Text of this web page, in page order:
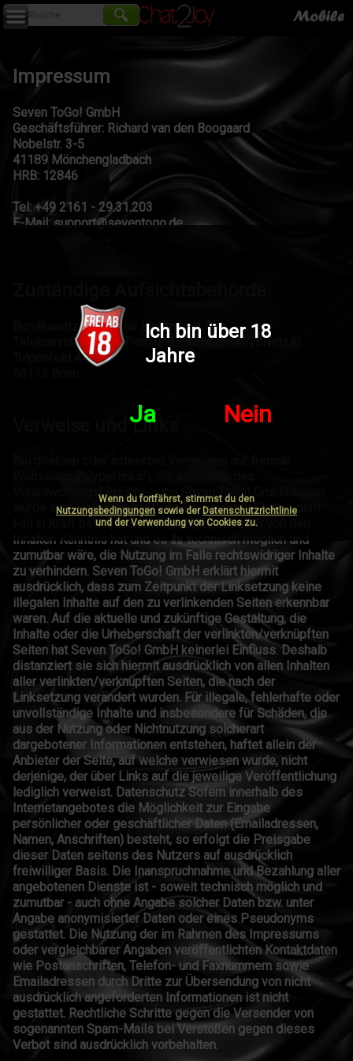
🔍
Impressum
Seven ToGo! GmbH
Geschäftsführer: Richard van den Boogaard
Nobelstr. 3-5
41189 Mönchengladbach
HRB: 12846
Tel: +49 2161 - 29.31.203
E-Mail: support@seventogo.de
Bundesnetzagentur für Elektrizität, Gas,
Telekommunikation, Post und Eisenbahnen (BNetzA)
Tulpenfeld 4
Verweise und Links
Verantwortungsbereiches von Seven ToGo! GmbH liegen,
würde eine Haftungsverpflichtung ausschließlich in dem
Fall in Kraft treten, in dem Seven ToGo! GmbH von den
Inhalten Kenntnis hat und es ihr technisch möglich und
zumutbar wäre, die Nutzung im Falle rechtswidriger Inhalte
zu verhindern. Seven ToGo! GmbH erklärt hiermit
ausdrücklich, dass zum Zeitpunkt der Linksetzung keine
illegalen Inhalte auf den zu verlinkenden Seiten erkennbar
waren. Auf die aktuelle und zukünftige Gestaltung, die
Inhalte oder die Urheberschaft der verlinkten/verknüpften
Seiten hat Seven ToGo! GmbH keinerlei Einfluss. Deshalb
distanziert sie sich hiermit ausdrücklich von allen Inhalten
aller verlinkten/verknüpften Seiten, die nach der
Linksetzung verändert wurden. Für illegale, fehlerhafte oder
unvollständige Inhalte und insbesondere für Schäden, die
aus der Nutzung oder Nichtnutzung solcherart
dargebotener Informationen entstehen, haftet allein der
Anbieter der Seite, auf welche verwiesen wurde, nicht
derjenige, der über Links auf die jeweilige Veröffentlichung
lediglich verweist. Datenschutz Sofern innerhalb des
Internetangebotes die Möglichkeit zur Eingabe
persönlicher oder geschäftlicher Daten (Emailadressen,
Namen, Anschriften) besteht, so erfolgt die Preisgabe
dieser Daten seitens des Nutzers auf ausdrücklich
freiwilliger Basis. Die Inanspruchnahme und Bezahlung aller
angebotenen Dienste ist - soweit technisch möglich und
zumutbar - auch ohne Angabe solcher Daten bzw. unter
Angabe anonymisierter Daten oder eines Pseudonyms
gestattet. Die Nutzung der im Rahmen des Impressums
oder vergleichbarer Angaben veröffentlichten Kontaktdaten
wie Postanschriften, Telefon- und Faxnummern sowie
Emailadressen durch Dritte zur Übersendung von nicht
ausdrücklich angeforderten Informationen ist nicht
gestattet. Rechtliche Schritte gegen die Versender von
sogenannten Spam-Mails bei Verstößen gegen dieses
Verbot sind ausdrücklich vorbehalten.
Ich bin über 18
Jahre
Ja Nein
Wenn du fortfährst, stimmst du den
Nutzungsbedingungen sowie der Datenschutzrichtlinie
und der Verwendung von Cookies zu.